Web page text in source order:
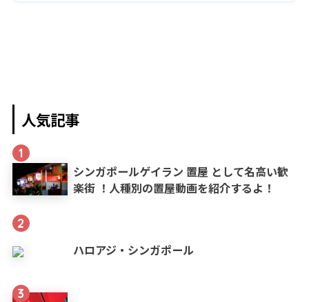
人気記事
1
シンガポールゲイラン 置屋 として名高い歓
楽街 ！人種別の置屋動画を紹介するよ！
2
ハロアジ・シンガポール
3